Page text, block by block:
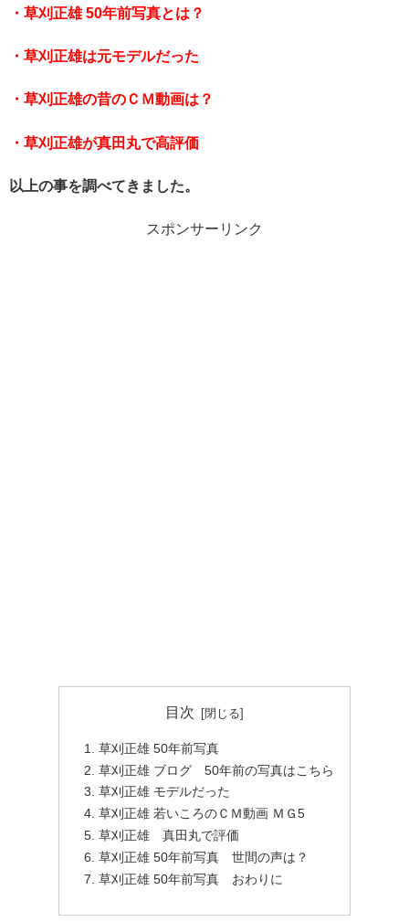
・草刈正雄 50年前写真とは？
・草刈正雄は元モデルだった
・草刈正雄の昔のＣＭ動画は？
・草刈正雄が真田丸で高評価
以上の事を調べてきました。
スポンサーリンク
目次
草刈正雄 50年前写真
草刈正雄 ブログ 50年前の写真はこちら
草刈正雄 モデルだった
草刈正雄 若いころのＣＭ動画 ＭＧ5
草刈正雄 真田丸で評価
草刈正雄 50年前写真 世間の声は？
草刈正雄 50年前写真 おわりに